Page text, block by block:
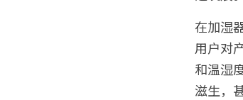
在加湿
用户对
和温湿
滋生，